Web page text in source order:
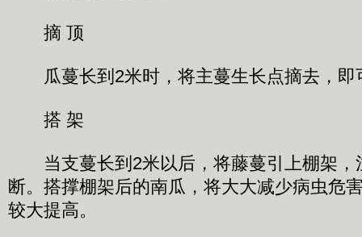
摘 顶
瓜蔓长到2米时，将主蔓生长点摘去，即
搭 架
当支蔓长到2米以后，将藤蔓引上棚架，
断。搭撑棚架后的南瓜，将大大减少病虫危
较大提高。